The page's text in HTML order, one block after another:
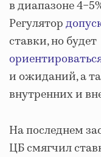
в диапазоне
Регулятор
ставки, но будет
и ожиданий, а
внутренних и
На последнем
ЦБ смягчил